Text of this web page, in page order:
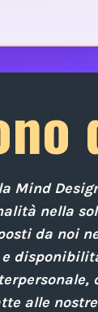
Mind
nella
da noi
alle